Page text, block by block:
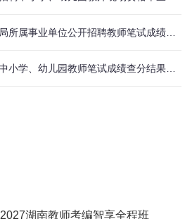
2027湖南教师考编智享全程班